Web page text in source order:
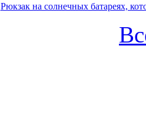
Рюкзак на солнечных батареях,